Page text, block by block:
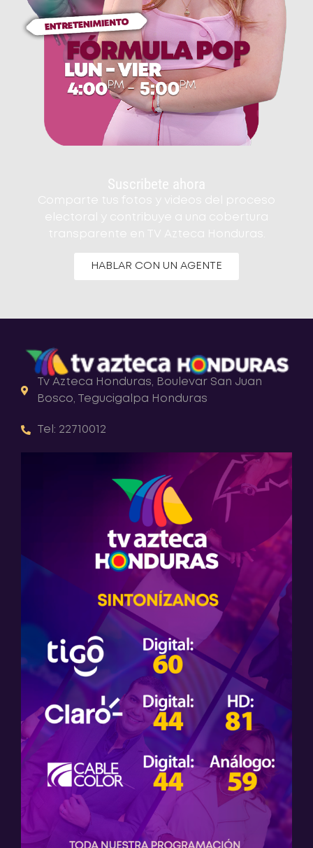
Suscribete ahora
Comparte tus fotos y videos del proceso
electoral y contribuye a una cobertura
transparente en TV Azteca Honduras.
HABLAR CON UN AGENTE
Tv Azteca Honduras, Boulevar San Juan
Bosco, Tegucigalpa Honduras
Tel: 22710012